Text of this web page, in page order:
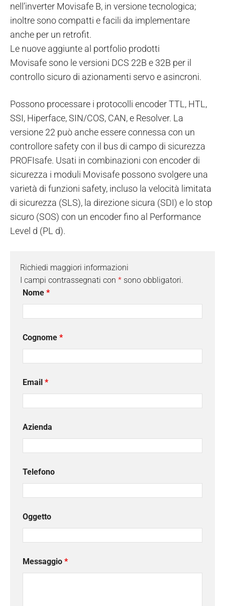
nell’inverter Movisafe B, in versione tecnologica;
inoltre sono compatti e facili da implementare
anche per un retrofit.
Le nuove aggiunte al portfolio prodotti
Movisafe sono le versioni DCS 22B e 32B per il
controllo sicuro di azionamenti servo e asincroni.
Possono processare i protocolli encoder TTL, HTL,
SSI, Hiperface, SIN/COS, CAN, e Resolver. La
versione 22 può anche essere connessa con un
controllore safety con il bus di campo di sicurezza
PROFIsafe. Usati in combinazioni con encoder di
sicurezza i moduli Movisafe possono svolgere una
varietà di funzioni safety, incluso la velocità limitata
di sicurezza (SLS), la direzione sicura (SDI) e lo stop
sicuro (SOS) con un encoder fino al Performance
Level d (PL d).
Richiedi maggiori informazioni
I campi contrassegnati con * sono obbligatori.
Nome *
Cognome *
Email *
Azienda
Telefono
Oggetto
Messaggio *